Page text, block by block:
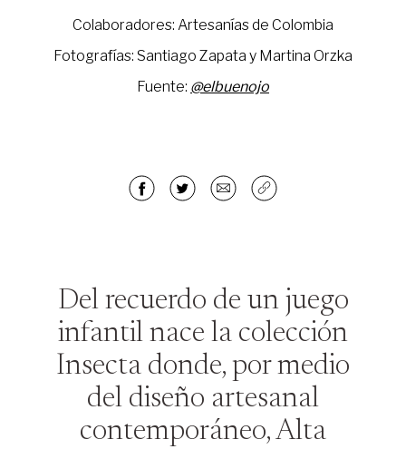
Colaboradores: Artesanías de Colombia
Fotografías: Santiago Zapata y Martina Orzka
Fuente: @elbuenojo
Del recuerdo de un juego
infantil nace la colección
Insecta donde, por medio
del diseño artesanal
contemporáneo, Alta